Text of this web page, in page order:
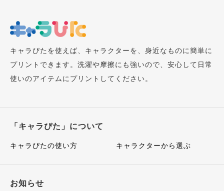
キャラぴたを使えば、キャラクターを、身近なものに簡単に
プリントできます。洗濯や摩擦にも強いので、安心して日常
使いのアイテムにプリントしてください。
「キャラぴた」について
キャラぴたの使い方 キャラクターから選ぶ
お知らせ